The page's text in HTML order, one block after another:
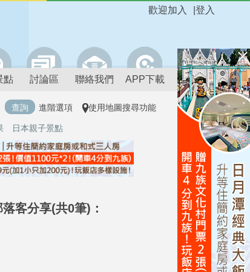
登入
歡迎加入
點 討論區 聯絡我們 APP下載
進階選項 使用地圖搜尋功能
日本親子景點
客分享(共0筆)：